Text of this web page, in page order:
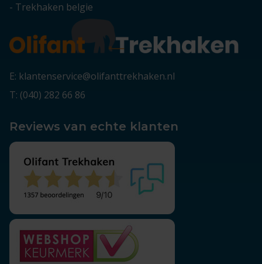
- Trekhaken belgie
E: klantenservice@olifanttrekhaken.nl
T: (040) 282 66 86
Reviews van echte klanten